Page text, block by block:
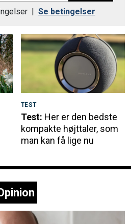
Se betingelser
TEST
Test: Her er den bedste
kompakte højttaler, som
man kan få lige nu